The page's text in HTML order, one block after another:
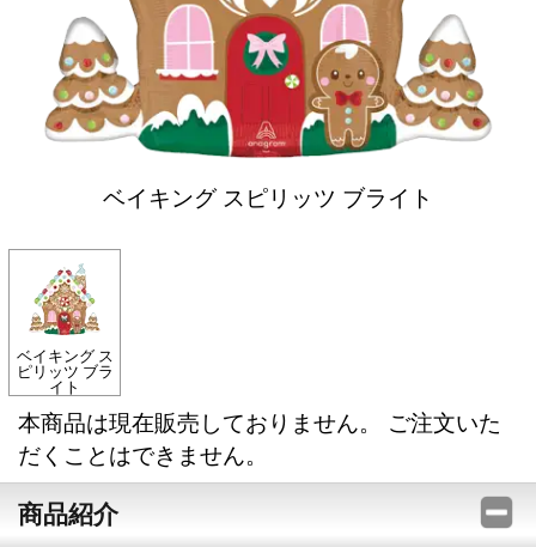
ベイキング スピリッツ ブライト
ベイキング ス
ピリッツ ブラ
イト
本商品は現在販売しておりません。 ご注文いた
だくことはできません。
商品紹介